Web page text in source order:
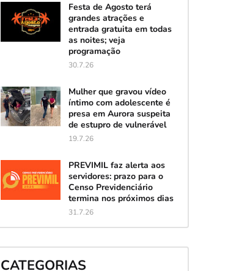
Festa de Agosto terá
grandes atrações e
entrada gratuita em todas
as noites; veja
programação
30.7.26
Mulher que gravou vídeo
íntimo com adolescente é
presa em Aurora suspeita
de estupro de vulnerável
19.7.26
PREVIMIL faz alerta aos
servidores: prazo para o
Censo Previdenciário
termina nos próximos dias
31.7.26
CATEGORIAS